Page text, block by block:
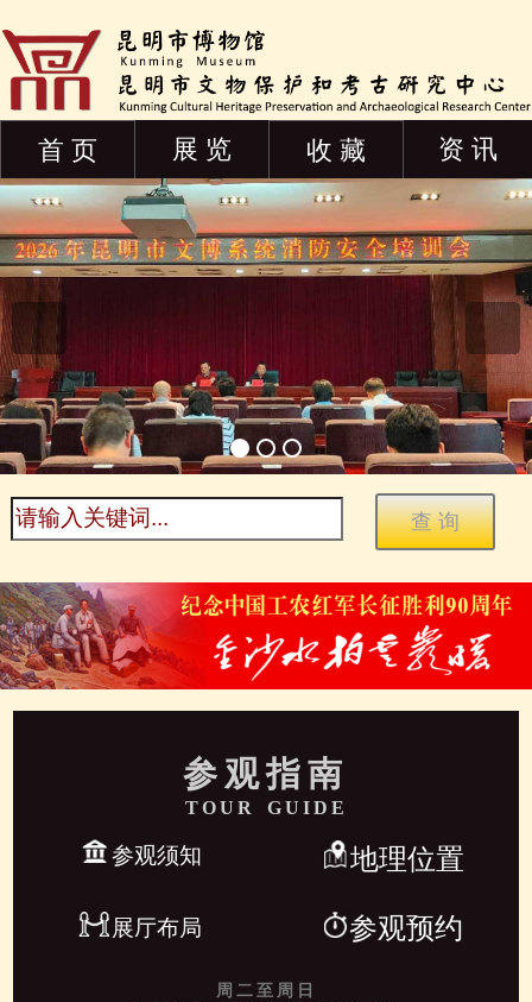
首 页 展 览 收 藏 资 讯
参观指南
TOUR GUIDE
参观须知 地理位置
展厅布局 参观预约
周二至周日